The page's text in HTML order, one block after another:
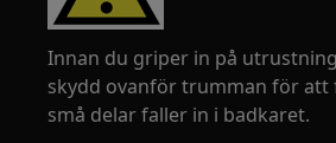
Innan du griper in på
skydd ovanför trumman för
små delar faller in i badkaret.